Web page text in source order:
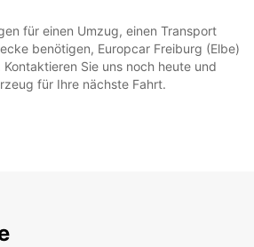
für einen Umzug, einen Transport
benötigen, Europcar Freiburg (Elbe)
Sie uns noch heute und
für Ihre nächste Fahrt.